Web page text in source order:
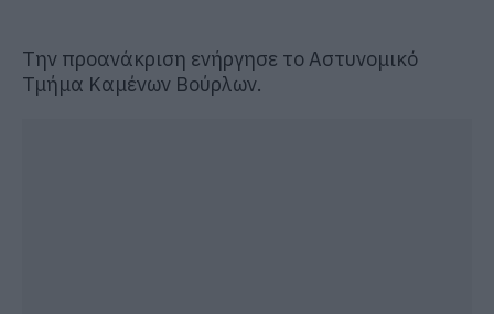
Την προανάκριση ενήργησε το Αστυνομικό
Τμήμα Καμένων Βούρλων.